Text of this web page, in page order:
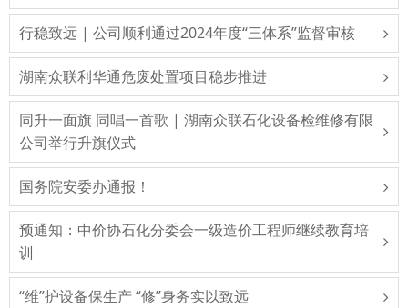
行稳致远 | 公司顺利通过2024年度“三体系”监督审核
湖南众联利华通危废处置项目稳步推进
同升一面旗 同唱一首歌 | 湖南众联石化设备检维修有限
公司举行升旗仪式
国务院安委办通报！
预通知：中价协石化分委会一级造价工程师继续教育培
训
“维”护设备保生产 “修”身务实以致远